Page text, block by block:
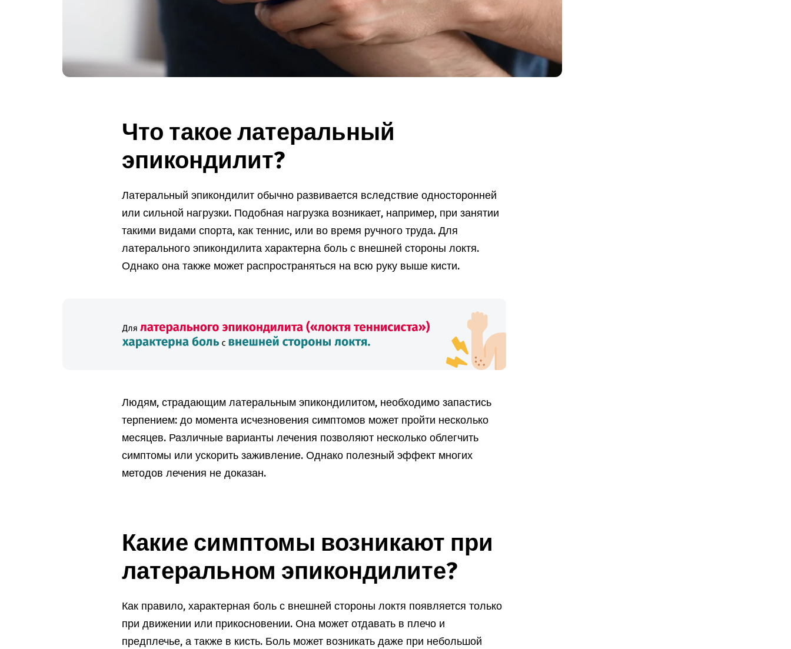
Что такое латеральный
эпикондилит?
Латеральный эпикондилит обычно развивается вследствие односторонней
или сильной нагрузки. Подобная нагрузка возникает, например, при занятии
такими видами спорта, как теннис, или во время ручного труда. Для
латерального эпикондилита характерна боль с внешней стороны локтя.
Однако она также может распространяться на всю руку выше кисти.
Людям, страдающим латеральным эпикондилитом, необходимо запастись
терпением: до момента исчезновения симптомов может пройти несколько
месяцев. Различные варианты лечения позволяют несколько облегчить
симптомы или ускорить заживление. Однако полезный эффект многих
методов лечения не доказан.
Какие симптомы возникают при
латеральном эпикондилите?
Как правило, характерная боль с внешней стороны локтя появляется только
при движении или прикосновении. Она может отдавать в плечо и
предплечье, а также в кисть. Боль может возникать даже при небольшой